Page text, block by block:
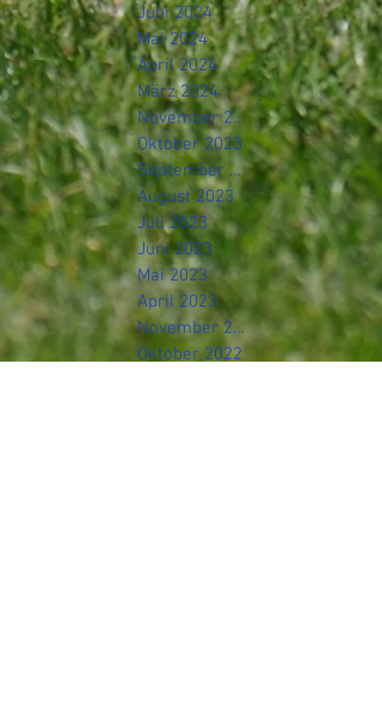
Juni 2024
Mai 2024
April 2024
März 2024
November 2023
Oktober 2023
September 2023
August 2023
Juli 2023
Juni 2023
Mai 2023
April 2023
November 2022
Oktober 2022